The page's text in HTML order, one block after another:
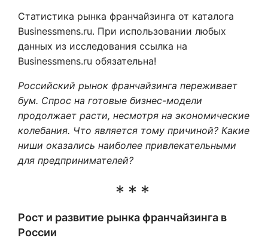
Статистика рынка франчайзинга от каталога
Businessmens.ru. При использовании любых
данных из исследования ссылка на
Businessmens.ru обязательна!
Российский рынок франчайзинга переживает
бум. Спрос на готовые бизнес-модели
продолжает расти, несмотря на экономические
колебания. Что является тому причиной? Какие
ниши оказались наиболее привлекательными
для предпринимателей?
Рост и развитие рынка франчайзинга в
России